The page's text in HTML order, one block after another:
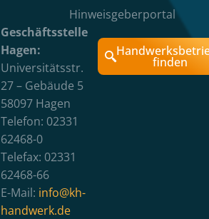
Hinweisgeberportal
Geschäftsstelle
Hagen:
Universitätsstr.
27 – Gebäude 5
58097 Hagen
Telefon: 02331
62468-0
Telefax: 02331
62468-66
E-Mail: info@kh-
handwerk.de
finden